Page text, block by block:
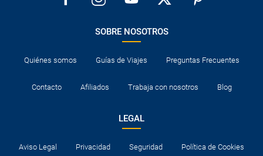
SOBRE NOSOTROS
Quiénes somos Guías de Viajes Preguntas Frecuentes
Contacto Afiliados Trabaja con nosotros Blog
LEGAL
Aviso Legal Privacidad Seguridad Política de Cookies